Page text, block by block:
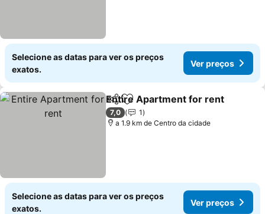
Selecione as datas para ver os preços
exatos.
Ver preços
PartilharAdicionar aos favoritos
Entire Apartment for rent
7,0
1
a 1.9 km de Centro da cidade
Selecione as datas para ver os preços
exatos.
Ver preços